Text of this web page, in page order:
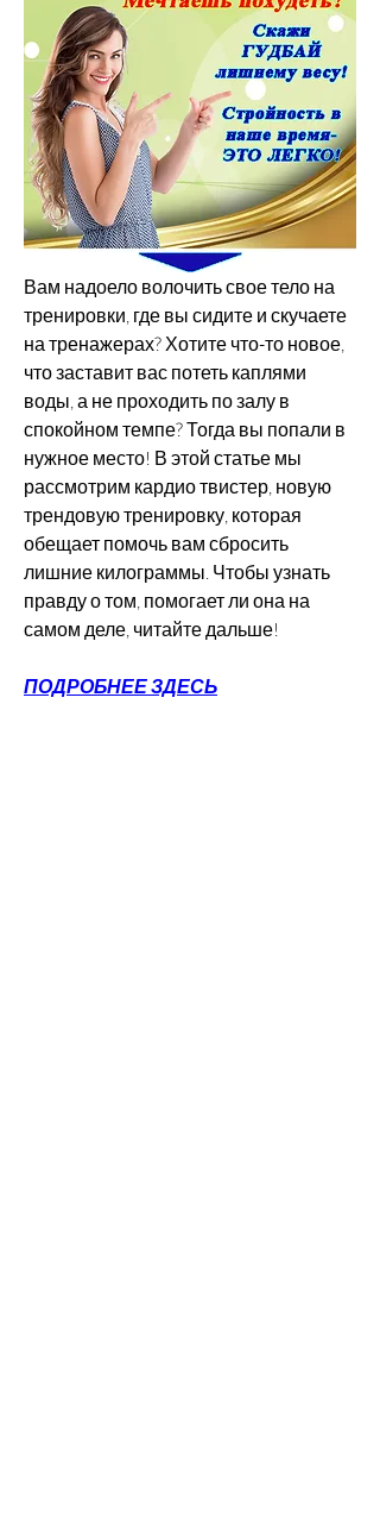
Вам надоело волочить свое тело на
тренировки, где вы сидите и скучаете
на тренажерах? Хотите что-то новое,
что заставит вас потеть каплями
воды, а не проходить по залу в
спокойном темпе? Тогда вы попали в
нужное место! В этой статье мы
рассмотрим кардио твистер, новую
трендовую тренировку, которая
обещает помочь вам сбросить
лишние килограммы. Чтобы узнать
правду о том, помогает ли она на
самом деле, читайте дальше!
ПОДРОБНЕЕ ЗДЕСЬ